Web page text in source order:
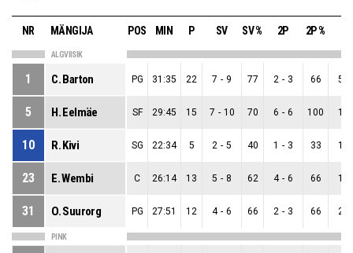
NR MÄNGIJA POS MIN P SV SV % 2P 2P %
ALGVIISIK
1 C. Barton PG 31:35 22 7 - 9 77 2 - 3 66 5
5 H. Eelmäe SF 29:45 15 7 - 10 70 6 - 6 100 1
10 R. Kivi SG 22:34 5 2 - 5 40 1 - 3 33 1
23 E. Wembi C 26:14 13 5 - 8 62 4 - 6 66 1
31 O. Suurorg PG 27:51 12 4 - 6 66 2 - 3 66 2
PINK